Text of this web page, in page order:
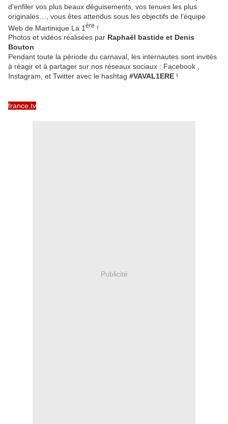
d'enfiler vos plus beaux déguisements, vos tenues les plus
originales…, vous êtes attendus sous les objectifs de l'équipe
Web de Martinique La 1 ère !
Photos et vidéos réalisées par Raphaël bastide et Denis
Bouton
Pendant toute la période du carnaval, les internautes sont invités
à réagir et à partager sur nos réseaux sociaux : Facebook ,
Instagram, et Twitter avec le hashtag #VAVAL1ERE !
france.tv
Publicité